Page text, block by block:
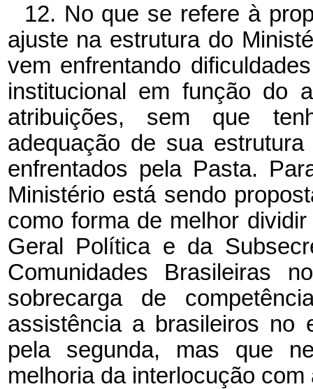
12. No que se refere à
ajuste na estrutura do
vem enfrentando
institucional em função do
atribuições, sem que
adequação de sua
enfrentados pela Pasta.
Ministério está sendo
como forma de melhor
Geral Política e da
Comunidades Brasileiras
sobrecarga de
assistência a brasileiros no
pela segunda, mas que
melhoria da interlocução